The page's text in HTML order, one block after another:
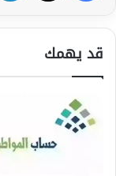
قد يهمك